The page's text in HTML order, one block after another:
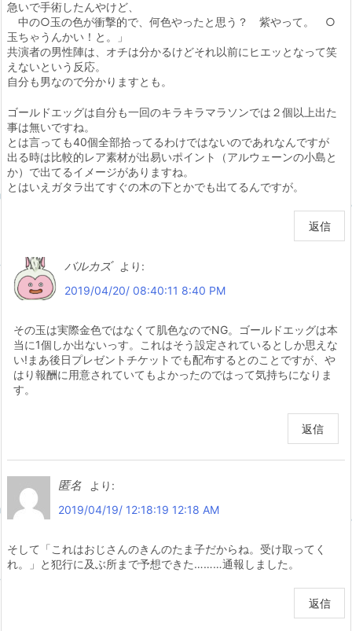
急いで手術したんやけど、
中の○玉の色が衝撃的で、何色やったと思う？ 紫やって。 ○
玉ちゃうんかい！と。」
共演者の男性陣は、オチは分かるけどそれ以前にヒエッとなって笑
えないという反応。
自分も男なので分かりますとも。
ゴールドエッグは自分も一回のキラキラマラソンでは２個以上出た
事は無いですね。
とは言っても40個全部拾ってるわけではないのであれなんですが
出る時は比較的レア素材が出易いポイント（アルウェーンの小島と
か）で出てるイメージがありますね。
とはいえガタラ出てすぐの木の下とかでも出てるんですが。
返信
バルカズ
より:
2019/04/20/ 08:40:11 8:40 PM
その玉は実際金色ではなくて肌色なのでNG。ゴールドエッグは本
当に1個しか出ないっす。これはそう設定されているとしか思えな
い!まあ後日プレゼントチケットでも配布するとのことですが、や
はり報酬に用意されていてもよかったのではって気持ちになりま
す。
返信
匿名
より:
2019/04/19/ 12:18:19 12:18 AM
そして「これはおじさんのきんのたま子だからね。受け取ってく
れ。」と犯行に及ぶ所まで予想できた………通報しました。
返信